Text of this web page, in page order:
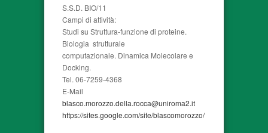
S.S.D. BIO/11
Campi di attività:
Studi su Struttura-funzione di proteine.
Biologia strutturale
computazionale. Dinamica Molecolare e
Docking.
Tel. 06-7259-4368
E-Mail
blasco.morozzo.della.rocca@uniroma2.it
https://sites.google.com/site/blascomorozzo/